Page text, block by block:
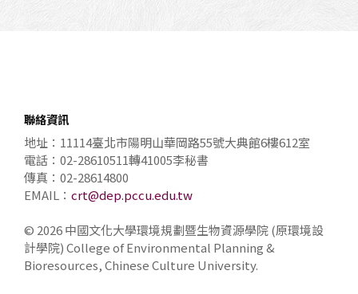
聯絡資訊
地址：11114臺北市陽明山華岡路55號大典館6樓612室
電話：02-28610511轉41005李秘書
傳真：02-28614800
EMAIL： crt@dep.pccu.edu.tw
© 2026 中國文化大學環境規劃暨生物資源學院 (原環境設
計學院) College of Environmental Planning &
Bioresources, Chinese Culture University.